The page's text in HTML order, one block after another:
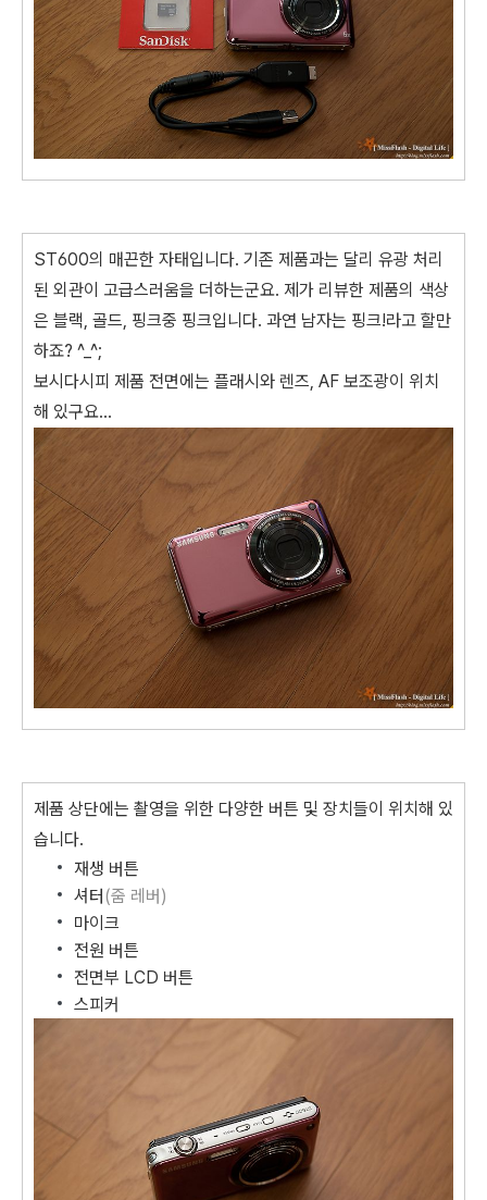
ST600의 매끈한 자태입니다. 기존 제품과는 달리 유광 처리
된 외관이 고급스러움을 더하는군요. 제가 리뷰한 제품의 색상
은 블랙, 골드, 핑크중 핑크입니다. 과연 남자는 핑크!라고 할만
하죠? ^_^;
보시다시피 제품 전면에는 플래시와 렌즈, AF 보조광이 위치
해 있구요...
제품 상단에는 촬영을 위한 다양한 버튼 및 장치들이 위치해 있
습니다.
재생 버튼
셔터(줌 레버)
마이크
전원 버튼
전면부 LCD 버튼
스피커